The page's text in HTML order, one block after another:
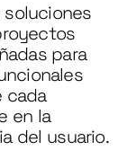
soluciones
para
cada
en la
del usuario.